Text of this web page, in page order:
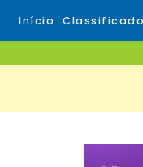
Início